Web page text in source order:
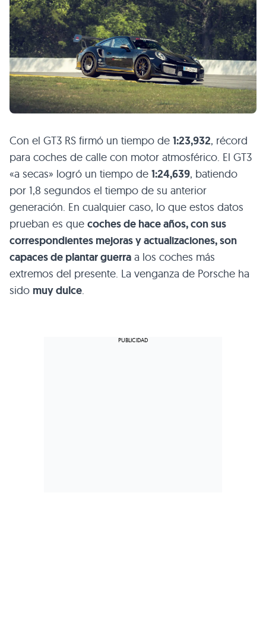
Con el GT3 RS firmó un tiempo de 1:23,932, récord
para coches de calle con motor atmosférico. El GT3
«a secas» logró un tiempo de 1:24,639, batiendo
por 1,8 segundos el tiempo de su anterior
generación. En cualquier caso, lo que estos datos
prueban es que coches de hace años, con sus
correspondientes mejoras y actualizaciones, son
capaces de plantar guerra a los coches más
extremos del presente. La venganza de Porsche ha
sido muy dulce.